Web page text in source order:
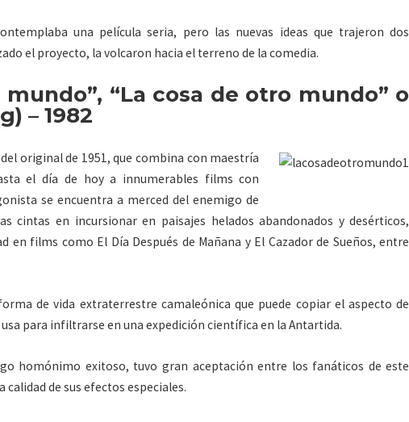
una película seria, pero las nuevas ideas que trajeron dos
el proyecto, la volcaron hacia el terreno de la comedia.
“La cosa de otro mundo” o
– 1982
original de 1951, que combina con maestría
el día de hoy a innumerables films con
se encuentra a merced del enemigo de
cintas en incursionar en paisajes helados abandonados y desérticos,
en films como El Día Después de Mañana y El Cazador de Sueños, entre
de vida extraterrestre camaleónica que puede copiar el aspecto de
para infiltrarse en una expedición científica en la Antartida.
homónimo exitoso, tuvo gran aceptación entre los fanáticos de este
de sus efectos especiales.